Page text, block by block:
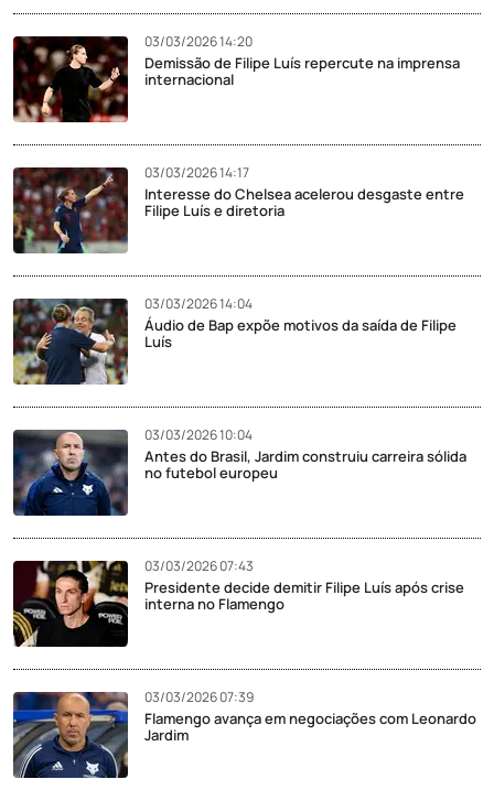
03/03/2026 14:20
Demissão de Filipe Luís repercute na imprensa
internacional
03/03/2026 14:17
Interesse do Chelsea acelerou desgaste entre
Filipe Luís e diretoria
03/03/2026 14:04
Áudio de Bap expõe motivos da saída de Filipe
Luís
03/03/2026 10:04
Antes do Brasil, Jardim construiu carreira sólida
no futebol europeu
03/03/2026 07:43
Presidente decide demitir Filipe Luís após crise
interna no Flamengo
03/03/2026 07:39
Flamengo avança em negociações com Leonardo
Jardim